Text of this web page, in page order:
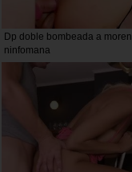
Dp doble bombeada a
ninfomana